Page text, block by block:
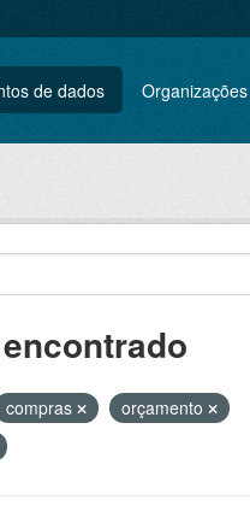
de dados Organizações
compras
orçamento